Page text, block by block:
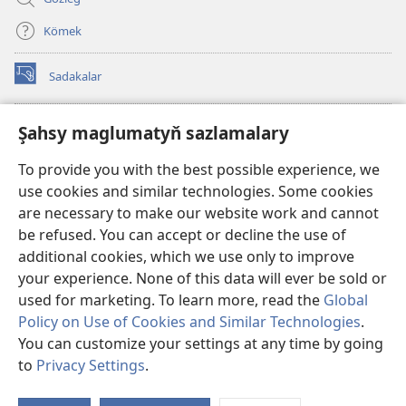
Şahsy maglumatyň sazlamalary
To provide you with the best possible experience, we
use cookies and similar technologies. Some cookies
are necessary to make our website work and cannot
be refused. You can accept or decline the use of
additional cookies, which we use only to improve
your experience. None of this data will ever be sold or
used for marketing. To learn more, read the Global
Policy on Use of Cookies and Similar Technologies.
You can customize your settings at any time by going
to Privacy Settings.
Kömek
Sadakalar
(täze
sahypada
Garawul diňiniň ONLAÝN KITAPHANASY
(täze
açylýar)JW Hub
(täze
sahypada
açylýar)JW Library
Watchtower Library
Copyright© 2026 Watch Tower Bible and Tract Society of Pennsylvania.
ULANMAGYŇ ŞERTLERI
MAGLUMATYŇ SAZLAMALARY